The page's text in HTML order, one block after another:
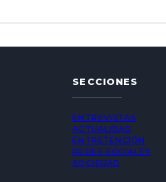
SECCIONES
ENTREVISTAS
ACTUALIDAD
ENTRETENCIÓN
REDES SOCIALES
SOCIEDAD